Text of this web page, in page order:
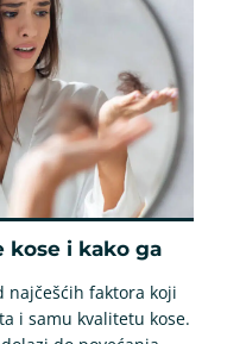
kose i kako ga
najčešćih faktora koji
i samu kvalitetu kose.